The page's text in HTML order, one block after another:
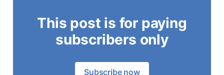
This post is for paying
subscribers only
Subscribe now